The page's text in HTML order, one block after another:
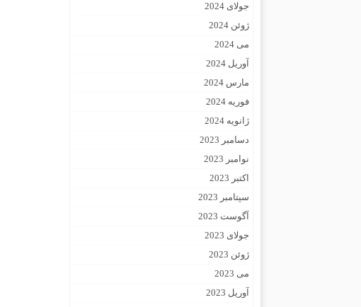
جولای 2024
ژوئن 2024
می 2024
آوریل 2024
مارس 2024
فوریه 2024
ژانویه 2024
دسامبر 2023
نوامبر 2023
اکتبر 2023
سپتامبر 2023
آگوست 2023
جولای 2023
ژوئن 2023
می 2023
آوریل 2023